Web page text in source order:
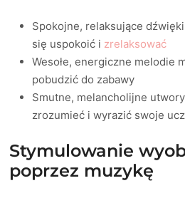
Spokojne, relaksujące
się uspokoić i zrelaksować
Wesołe, energiczne melodie
pobudzić do zabawy
Smutne, melancholijne
zrozumieć i wyrazić swoje
Stymulowanie
poprzez muzykę